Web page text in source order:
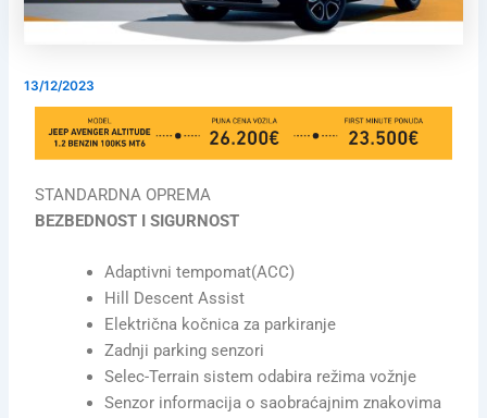
13/12/2023
STANDARDNA OPREMA
BEZBEDNOST I SIGURNOST
Adaptivni tempomat(ACC)
Hill Descent Assist
Električna kočnica za parkiranje
Zadnji parking senzori
Selec-Terrain sistem odabira režima vožnje
Senzor informacija o saobraćajnim znakovima